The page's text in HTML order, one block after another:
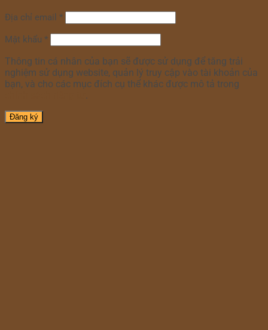
Địa chỉ email *
Mật khẩu *
Thông tin cá nhân của bạn sẽ được sử dụng để tăng trải
nghiệm sử dụng website, quản lý truy cập vào tài khoản của
bạn, và cho các mục đích cụ thể khác được mô tả trong
Đăng ký